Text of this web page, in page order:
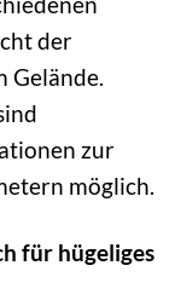
der
Gelände.
zur
möglich.
für hügeliges